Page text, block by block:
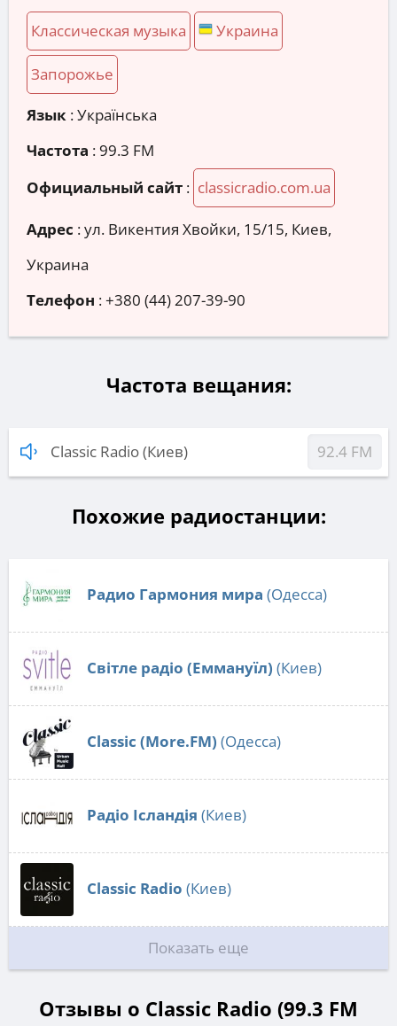
Классическая музыка Украина
Запорожье
Язык : Українська
Частота : 99.3 FM
Официальный сайт : classicradio.com.ua
Адрес :ул. Викентия Хвойки, 15/15, Киев,
Украина
Телефон :+380 (44) 207-39-90
Частота вещания:
Classic Radio (Киев) 92.4 FM
Похожие радиостанции:
Радио Гармония мира (Одесса)
Світле радіо (Еммануїл) (Киев)
Classic (More.FM) (Одесса)
Радіо Ісландія (Киев)
Classic Radio (Киев)
Показать еще
Отзывы о Classic Radio (99.3 FM